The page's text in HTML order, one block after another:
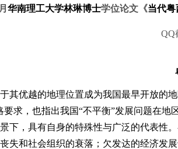
月 华南理工大学林琳博士学位论文 《当代
其优越的地理位置成为我国最早开放的
要求，也指出我国“不平衡”发展问题在
下，具有自身的特殊性与广泛的代表性
失和社会组织的衰落；欠发达的经济发